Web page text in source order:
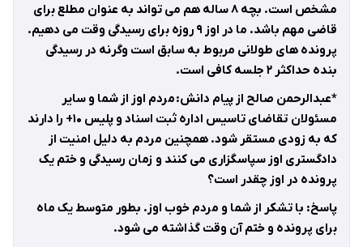
مشخص است. بچه ۸ ساله هم می تواند به عنوان مطلع برای
قاضی مهم باشد. ما در اوز ۹ روزه برای رسیدگی وقت می دهیم.
پرونده های طولانی مربوط به سابق است وگرنه در رسیدگی
بنده حداکثر ۲ جلسه کافی است.
*عبدالرحمن صالح از پیام دانش: مردم اوز از شما و سایر
مسئولان تقاضای تاسیس اداره ثبت اسناد و پلیس ۱۰+ را دارند
که به زودی مستقر شود. همچنین مردم به دلیل امنیت از
دادگستری اوز سپاسگزاری می کنند و زمان رسیدگی و ختم یک
پرونده در اوز چقدر است؟
پاسخ: با تشکر از شما و مردم خوب اوز. بطور متوسط یک ماه
برای پرونده و ختم آن وقت گذاشته می شود.